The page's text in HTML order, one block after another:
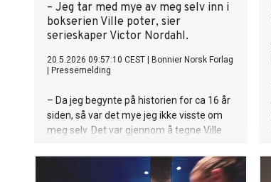
– Jeg tar med mye av meg selv inn i
bokserien Ville poter, sier
serieskaper Victor Nordahl.
20.5.2026 09:57:10 CEST
Bonnier Norsk Forlag
Pressemelding
– Da jeg begynte på historien for ca 16 år
siden, så var det mye jeg ikke visste om
meg selv. Det var gjennom å tegne Ville
og undersøke egne følelser. Dette hjalp
meg til å komme ut som skeiv – og